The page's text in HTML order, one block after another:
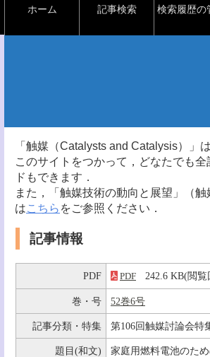
ホーム 記事検索 検索履歴の
「触媒（Catalysts and Catalysis）」
このサイトをつかって，どなたでも
ドもできます．
また，「触媒技術の動向と展望」（
はこちら をご参照ください．
記事情報
PDF PDF 242.6 KB(閲
巻・号 52巻6号
記事分類・特集 第106回触媒討論会特
題目(和文) 家庭用燃料電池のた